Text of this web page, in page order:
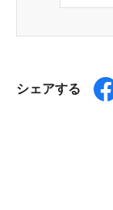
シェアする